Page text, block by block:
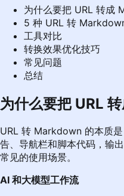
为什么要把 URL 转成
5 种 URL 转
工具对比
转换效果优化技巧
常见问题
总结
为什么要把 URL
URL 转 Markdown 的本质
告、导航栏和脚本代码，输
常见的使用场景。
AI 和大模型工作流